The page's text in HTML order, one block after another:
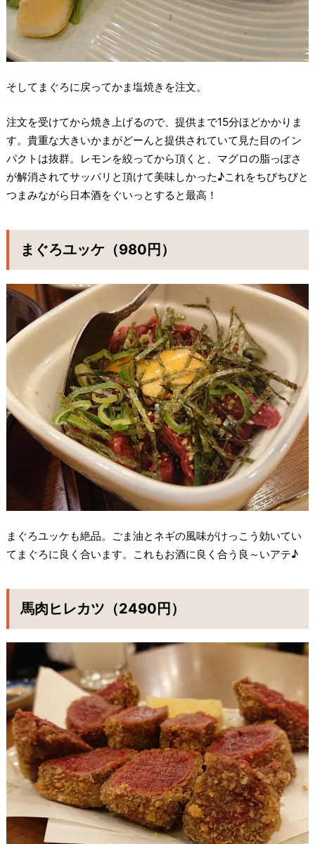
そしてまぐろに戻ってかま塩焼きを注文。
注文を受けてから焼き上げるので、提供まで15分ほどかかりま
す。貴重な大きいかまがどーんと提供されていて見た目のイン
パクトは抜群。レモンを絞ってから頂くと、マグロの脂っぽさ
が解消されてサッパリと頂けて美味しかった♪これをちびちびと
つまみながら日本酒をぐいっとすると最高！
まぐろユッケ（980円）
まぐろユッケも絶品。ごま油とネギの風味がけっこう効いてい
てまぐろに良く合います。これもお酒に良く合う良～いアテ♪
馬肉ヒレカツ（2490円）